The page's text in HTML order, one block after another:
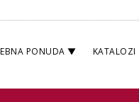
PONUDA KATALOZI